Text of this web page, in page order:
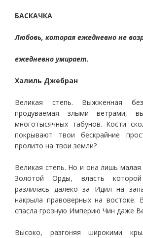
БАСКАЧКА
Любовь, которая ежедневно не
ежедневно умирает.
Халиль Джебран
Великая степь. Выжженная
продуваемая злыми ветрами,
многотысячных табунов. Кости
покрывают твои бескрайние
пролито на твои земли?
Великая степь. Но и она лишь
Золотой Орды, власть
разлилась далеко за Идил на
накрыла правоверных на востоке.
спасла грозную Империю Чин даже
Высоко, разгоняя широкими